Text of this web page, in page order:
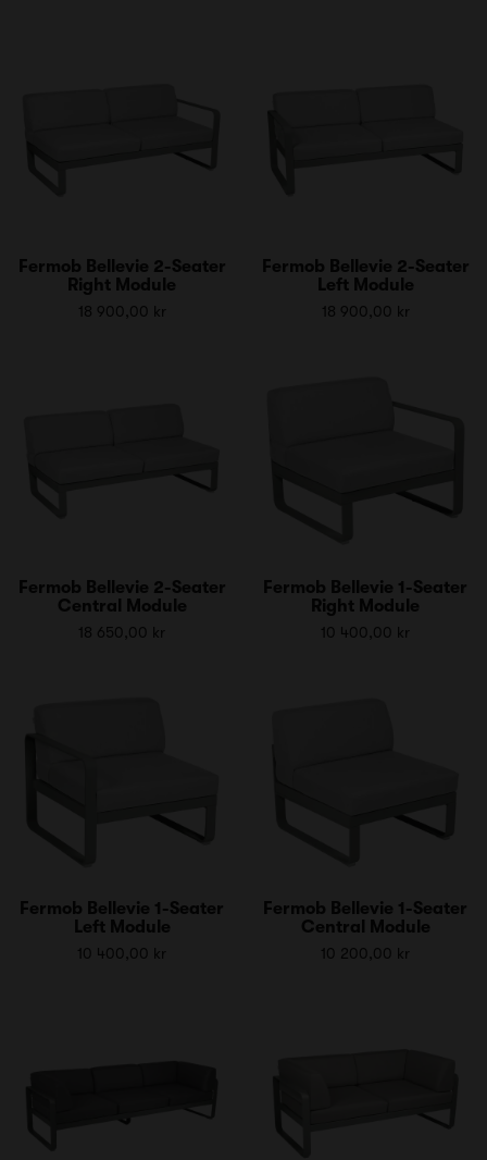
Fermob Bellevie 2-Seater
Right Module
18 900,00 kr
Fermob Bellevie 2-Seater
Left Module
18 900,00 kr
Fermob Bellevie 2-Seater
Central Module
18 650,00 kr
Fermob Bellevie 1-Seater
Right Module
10 400,00 kr
Fermob Bellevie 1-Seater
Left Module
10 400,00 kr
Fermob Bellevie 1-Seater
Central Module
10 200,00 kr